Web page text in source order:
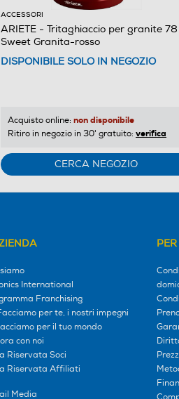
ACCESSORI
ARIETE - Tritaghiaccio per granite 78
Sweet Granita-rosso
DISPONIBILE SOLO IN NEGOZIO
Acquisto online: non disponibile
Ritiro in negozio in 30' gratuito: verifica
CERCA NEGOZIO
International
Franchising
per te, i nostri impegni
per il tuo mondo
con noi
Riservata Soci
Riservata Affiliati
Media